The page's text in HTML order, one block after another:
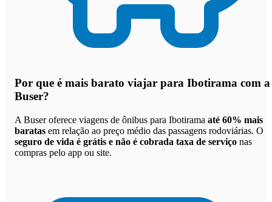
Por que é mais barato viajar para Ibotirama com a
Buser?
A Buser oferece viagens de ônibus para Ibotirama até 60% mais
baratas em relação ao preço médio das passagens rodoviárias. O
seguro de vida é grátis e não é cobrada taxa de serviço nas
compras pelo app ou site.